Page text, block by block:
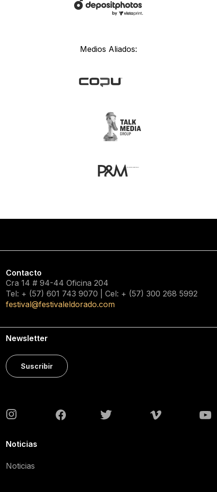
Medios Aliados:
Contacto
Cra 14 # 94-44 Oficina 204
Tel: + (57) 601 743 9070 | Cel: + (57) 300 268 5992
festival@festivaleldorado.com
Newsletter
Suscribir
Noticias
Noticias